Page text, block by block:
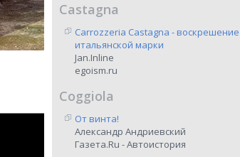
Castagna
Carrozzeria Castagna - воскрешение
итальянской марки
Jan.Inline
egoism.ru
Coggiola
От винта!
Александр Андриевский
Газета.Ru - Автоистория